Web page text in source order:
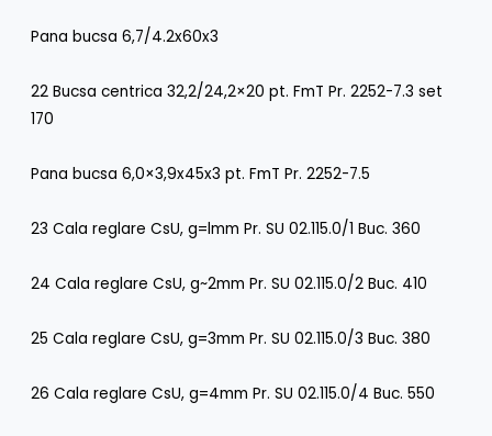
Pana bucsa 6,7/4.2x60x3
22 Bucsa centrica 32,2/24,2×20 pt. FmT Pr. 2252-7.3 set
170
Pana bucsa 6,0×3,9x45x3 pt. FmT Pr. 2252-7.5
23 Cala reglare CsU, g=lmm Pr. SU 02.115.0/1 Buc. 360
24 Cala reglare CsU, g~2mm Pr. SU 02.115.0/2 Buc. 410
25 Cala reglare CsU, g=3mm Pr. SU 02.115.0/3 Buc. 380
26 Cala reglare CsU, g=4mm Pr. SU 02.115.0/4 Buc. 550